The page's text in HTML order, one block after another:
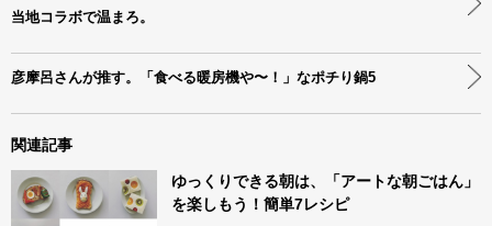
当地コラボで温まろ。
彦摩呂さんが推す。「食べる暖房機や〜！」なポチり鍋5
関連記事
ゆっくりできる朝は、「アートな朝ごはん」
を楽しもう！簡単7レシピ